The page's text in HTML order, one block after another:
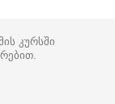
კურსში